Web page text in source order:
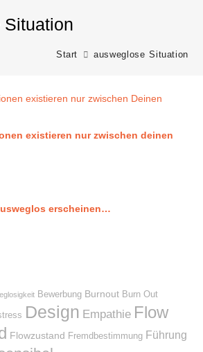
Start ausweglose Situation
existieren nur zwischen deinen
erscheinen…
Bewerbung Burnout Burn Out
Design Empathie Flow
Flowzustand Fremdbestimmung Führung